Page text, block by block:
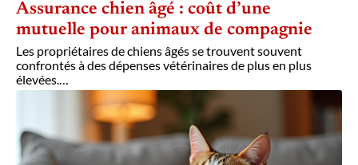
Assurance chien âgé : coût d’une
mutuelle pour animaux de compagnie
Les propriétaires de chiens âgés se trouvent souvent
confrontés à des dépenses vétérinaires de plus en plus
élevées.…